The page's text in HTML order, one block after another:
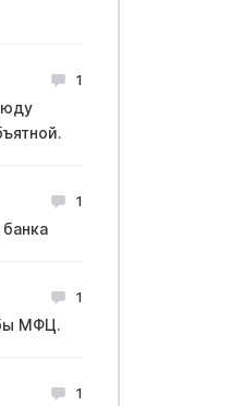
1
1
1
МФЦ.
1